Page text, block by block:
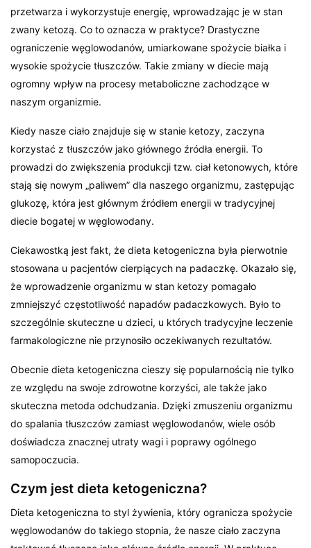
przetwarza i wykorzystuje energię, wprowadzając je w stan
zwany ketozą. Co to oznacza w praktyce? Drastyczne
ograniczenie węglowodanów, umiarkowane spożycie białka i
wysokie spożycie tłuszczów. Takie zmiany w diecie mają
ogromny wpływ na procesy metaboliczne zachodzące w
naszym organizmie.
Kiedy nasze ciało znajduje się w stanie ketozy, zaczyna
korzystać z tłuszczów jako głównego źródła energii. To
prowadzi do zwiększenia produkcji tzw. ciał ketonowych, które
stają się nowym „paliwem” dla naszego organizmu, zastępując
glukozę, która jest głównym źródłem energii w tradycyjnej
diecie bogatej w węglowodany.
Ciekawostką jest fakt, że dieta ketogeniczna była pierwotnie
stosowana u pacjentów cierpiących na padaczkę. Okazało się,
że wprowadzenie organizmu w stan ketozy pomagało
zmniejszyć częstotliwość napadów padaczkowych. Było to
szczególnie skuteczne u dzieci, u których tradycyjne leczenie
farmakologiczne nie przynosiło oczekiwanych rezultatów.
Obecnie dieta ketogeniczna cieszy się popularnością nie tylko
ze względu na swoje zdrowotne korzyści, ale także jako
skuteczna metoda odchudzania. Dzięki zmuszeniu organizmu
do spalania tłuszczów zamiast węglowodanów, wiele osób
doświadcza znacznej utraty wagi i poprawy ogólnego
samopoczucia.
Czym jest dieta ketogeniczna?
Dieta ketogeniczna to styl żywienia, który ogranicza spożycie
węglowodanów do takiego stopnia, że nasze ciało zaczyna